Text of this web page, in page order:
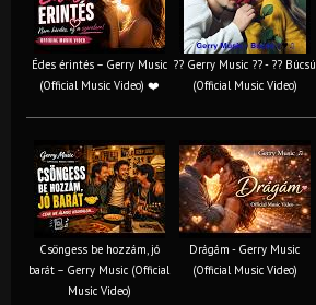
Édes érintés – Gerry Music
(Official Music Video) ❤️
?? Gerry Music ?? - ?? Búcsú
(Official Music Video)
Csöngess be hozzám, jó
barát – Gerry Music (Official
Music Video)
Drágám - Gerry Music
(Official Music Video)